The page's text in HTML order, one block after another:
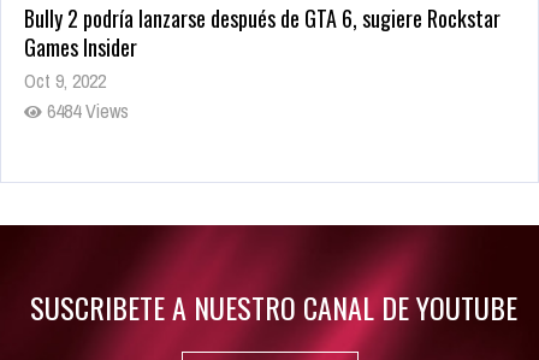
Bully 2 podría lanzarse después de GTA 6, sugiere Rockstar
Games Insider
Oct 9, 2022
6484 Views
Rumor: Se filtran los primeros detalles de Resident Evil 9
SUSCRIBETE A NUESTRO CANAL DE YOUTUBE